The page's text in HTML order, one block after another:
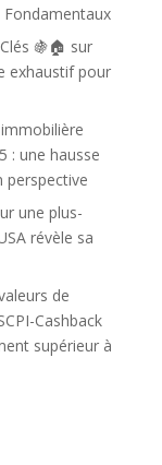
Fondamentaux
🍇🏠 sur
exhaustif pour
: une hausse
perspective
une plus-
révèle sa
de
Cashback
supérieur à